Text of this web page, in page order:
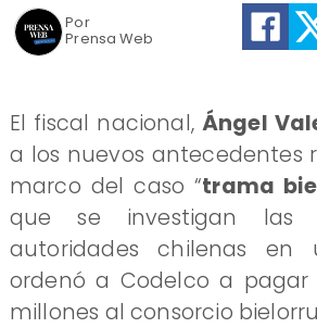
Prensa Web
Por
El fiscal nacional, Ángel
a los nuevos antecedentes
marco del caso “trama
que se investigan las
autoridades chilenas en
ordenó a Codelco a pagar
millones al consorcio